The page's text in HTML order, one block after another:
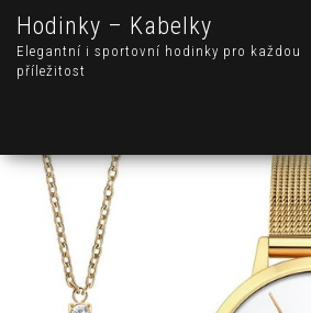
Hodinky – Kabelky
Elegantní i sportovní hodinky pro každou
příležitost